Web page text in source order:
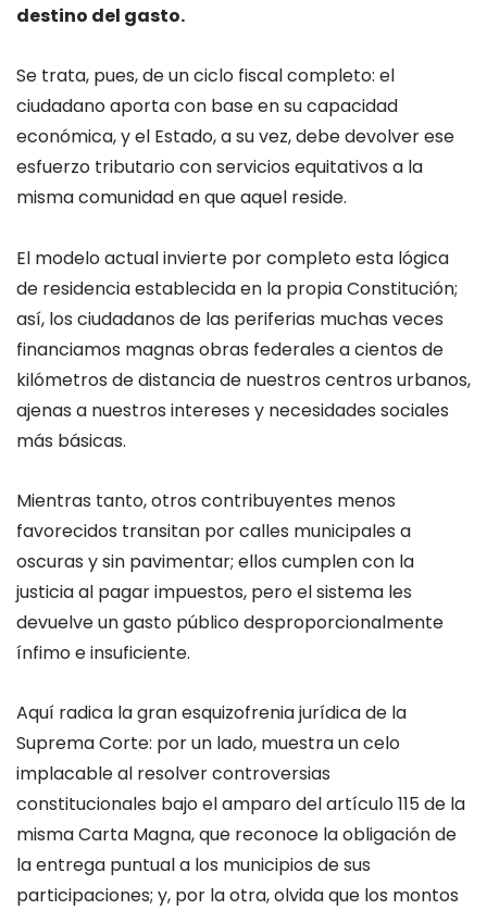
destino del gasto.
Se trata, pues, de un ciclo fiscal completo: el
ciudadano aporta con base en su capacidad
económica, y el Estado, a su vez, debe devolver ese
esfuerzo tributario con servicios equitativos a la
misma comunidad en que aquel reside.
El modelo actual invierte por completo esta lógica
de residencia establecida en la propia Constitución;
así, los ciudadanos de las periferias muchas veces
financiamos magnas obras federales a cientos de
kilómetros de distancia de nuestros centros urbanos,
ajenas a nuestros intereses y necesidades sociales
más básicas.
Mientras tanto, otros contribuyentes menos
favorecidos transitan por calles municipales a
oscuras y sin pavimentar; ellos cumplen con la
justicia al pagar impuestos, pero el sistema les
devuelve un gasto público desproporcionalmente
ínfimo e insuficiente.
Aquí radica la gran esquizofrenia jurídica de la
Suprema Corte: por un lado, muestra un celo
implacable al resolver controversias
constitucionales bajo el amparo del artículo 115 de la
misma Carta Magna, que reconoce la obligación de
la entrega puntual a los municipios de sus
participaciones; y, por la otra, olvida que los montos